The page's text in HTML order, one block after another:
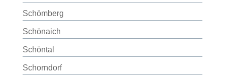
Schömberg
Schönaich
Schöntal
Schorndorf